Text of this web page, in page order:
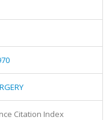
Citation Index